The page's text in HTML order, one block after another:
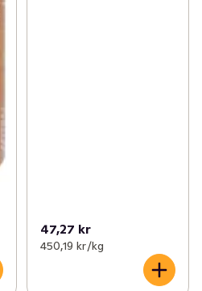
47,27 kr
450,19 kr /kg